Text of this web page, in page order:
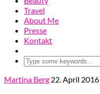
Travel
About Me
Presse
Kontakt
Martina Berg 22. April 2016